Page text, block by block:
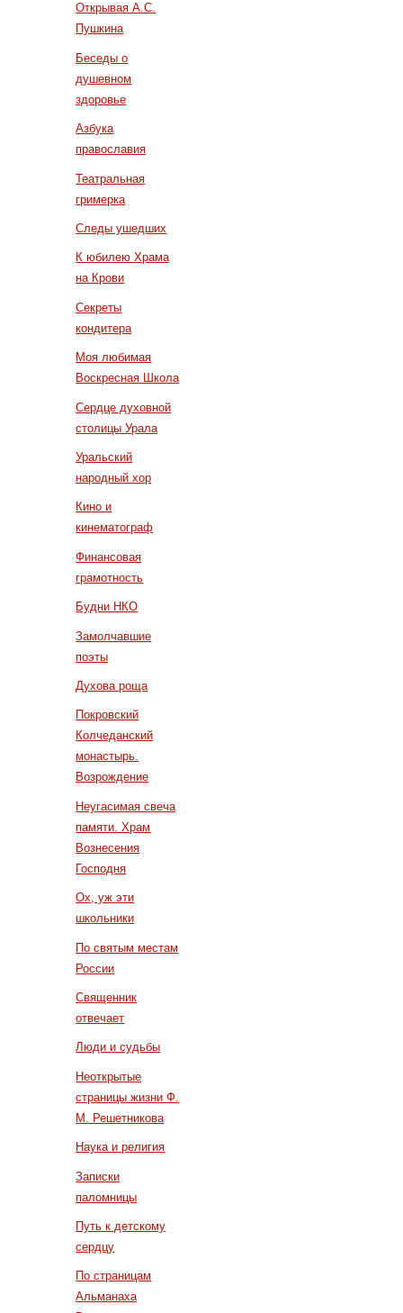
Открывая А.С.
Пушкина
Беседы о
душевном
здоровье
Азбука
православия
Театральная
гримерка
Следы ушедших
К юбилею Храма
на Крови
Секреты
кондитера
Моя любимая
Воскресная Школа
Сердце духовной
столицы Урала
Уральский
народный хор
Кино и
кинематограф
Финансовая
грамотность
Будни НКО
Замолчавшие
поэты
Духова роща
Покровский
Колчеданский
монастырь.
Возрождение
Неугасимая свеча
памяти. Храм
Вознесения
Господня
Ох, уж эти
школьники
По святым местам
России
Священник
отвечает
Люди и судьбы
Неоткрытые
страницы жизни Ф.
М. Решетникова
Наука и религия
Записки
паломницы
Путь к детскому
сердцу
По страницам
Альманаха